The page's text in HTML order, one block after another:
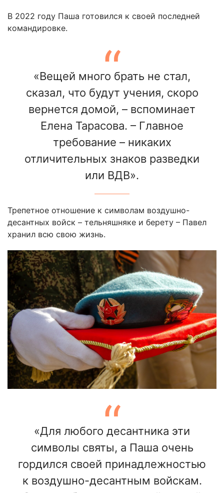
В 2022 году Паша готовился к своей последней
командировке.
«Вещей много брать не стал,
сказал, что будут учения, скоро
вернется домой, – вспоминает
Елена Тарасова. – Главное
требование – никаких
отличительных знаков разведки
или ВДВ».
Трепетное отношение к символам воздушно-
десантных войск – тельняшняке и берету – Павел
хранил всю свою жизнь.
«Для любого десантника эти
символы святы, а Паша очень
гордился своей принадлежностью
к воздушно-десантным войскам.